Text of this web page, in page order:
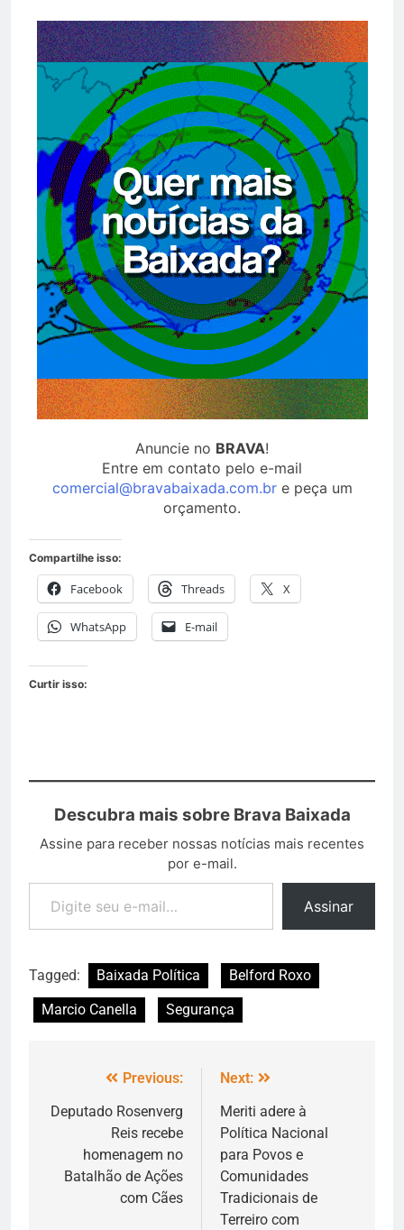
Anuncie no BRAVA!
Entre em contato pelo e-mail
comercial@bravabaixada.com.bre peça um
orçamento.
Compartilhe isso:
Facebook Threads X
WhatsApp E-mail
Curtir isso:
Descubra mais sobre Brava Baixada
Assine para receber nossas notícias mais recentes
por e-mail.
Assinar
Tagged: Baixada Política
Belford Roxo
Marcio Canella
Segurança
Previous:
Deputado Rosenverg
Reis recebe
homenagem no
Batalhão de Ações
com Cães
Next:
Meriti adere à
Política Nacional
para Povos e
Comunidades
Tradicionais de
Terreiro com